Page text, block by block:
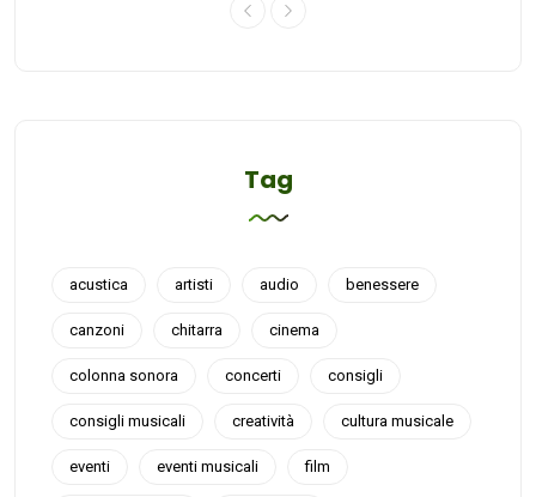
Tag
acustica artisti audio benessere
canzoni chitarra cinema
colonna sonora concerti consigli
consigli musicali creatività cultura musicale
eventi eventi musicali film